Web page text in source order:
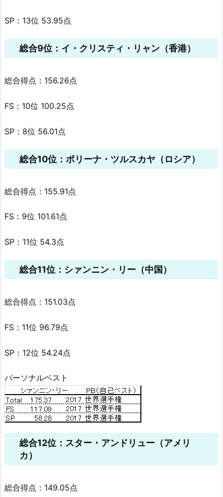
SP：13位 53.95点
総合9位：イ・クリスティ・リャン（香港）
総合得点：156.26点
FS：10位 100.25点
SP：8位 56.01点
総合10位：ポリーナ・ツルスカヤ（ロシア）
総合得点：155.91点
FS：9位 101.61点
SP：11位 54.3点
総合11位：シァンニン・リー（中国）
総合得点：151.03点
FS：11位 96.79点
SP：12位 54.24点
パーソナルベスト
総合12位：スター・アンドリュー（アメリ
カ）
総合得点：149.05点